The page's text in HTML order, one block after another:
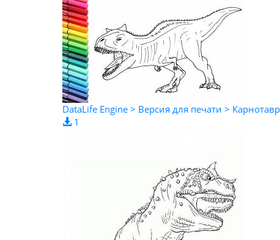
DataLife Engine > Версия для печати >
1